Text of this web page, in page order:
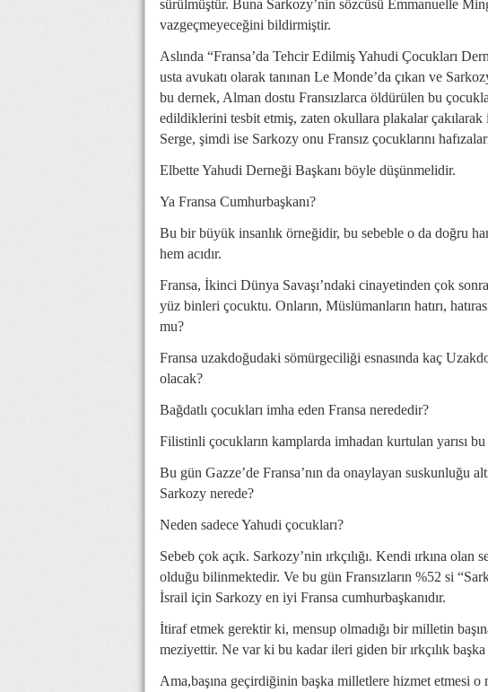
sürülmüştür. Buna Sarkozy’nin sözcüsü Emmanuelle
vazgeçmeyeceğini bildirmiştir.
Aslında “Fransa’da Tehcir Edilmiş Yahudi Çocukları
usta avukatı olarak tanınan Le Monde’da çıkan ve
bu dernek, Alman dostu Fransızlarca öldürülen bu
edildiklerini tesbit etmiş, zaten okullara plakalar çakılarak
Serge, şimdi ise Sarkozy onu Fransız çocuklarını
Elbette Yahudi Derneği Başkanı böyle düşünmelidir.
Ya Fransa Cumhurbaşkanı?
Bu bir büyük insanlık örneğidir, bu sebeble o da doğru
hem acıdır.
Fransa, İkinci Dünya Savaşı’ndaki cinayetinden çok
yüz binleri çocuktu. Onların, Müslümanların hatırı,
mu?
Fransa uzakdoğudaki sömürgeciliği esnasında kaç
olacak?
Bağdatlı çocukları imha eden Fransa nerededir?
Filistinli çocukların kamplarda imhadan kurtulan yarısı
Bu gün Gazze’de Fransa’nın da onaylayan suskunluğu
Sarkozy nerede?
Neden sadece Yahudi çocukları?
Sebeb çok açık. Sarkozy’nin ırkçılığı. Kendi ırkına olan
olduğu bilinmektedir. Ve bu gün Fransızların %52 si
İsrail için Sarkozy en iyi Fransa cumhurbaşkanıdır.
İtiraf etmek gerektir ki, mensup olmadığı bir milletin
meziyettir. Ne var ki bu kadar ileri giden bir ırkçılık başka
Ama,başına geçirdiğinin başka milletlere hizmet etmesi